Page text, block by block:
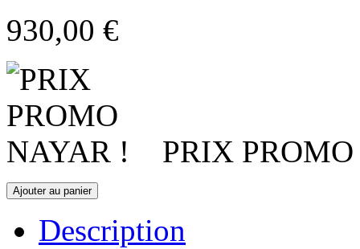
930,00 €
PRIX
Description